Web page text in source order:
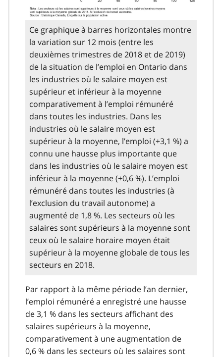
Ce graphique à barres horizontales montre
la variation sur 12 mois (entre les
deuxièmes trimestres de 2018 et de 2019)
de la situation de l’emploi en Ontario dans
les industries où le salaire moyen est
supérieur et inférieur à la moyenne
comparativement à l’emploi rémunéré
dans toutes les industries. Dans les
industries où le salaire moyen est
supérieur à la moyenne, l’emploi (+3,1 %) a
connu une hausse plus importante que
dans les industries où le salaire moyen est
inférieur à la moyenne (+0,6 %). L’emploi
rémunéré dans toutes les industries (à
l’exclusion du travail autonome) a
augmenté de 1,8 %. Les secteurs où les
salaires sont supérieurs à la moyenne sont
ceux où le salaire horaire moyen était
supérieur à la moyenne globale de tous les
secteurs en 2018.
Par rapport à la même période l’an dernier,
l’emploi rémunéré a enregistré une hausse
de 3,1 % dans les secteurs affichant des
salaires supérieurs à la moyenne,
comparativement à une augmentation de
0,6 % dans les secteurs où les salaires sont